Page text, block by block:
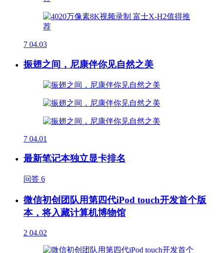
7 04.03
振翅之间，尼康伴你见自然之美
7 04.01
最新笔记本独立显卡排名
问答 6
微信初创团队用第四代iPod touch开发首个版
本，将入藏计算机博物馆
2 04.02